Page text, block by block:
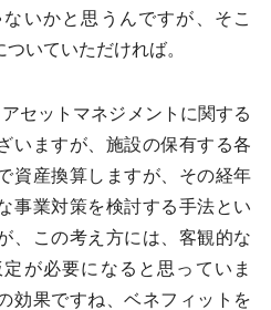
いかと思うんですが、そこ
いていただければ。
セットマネジメントに関する
いますが、施設の保有する各
資産換算しますが、その経年
事業対策を検討する手法とい
、この考え方には、客観的な
が必要になると思っていま
効果ですね、ベネフィットを